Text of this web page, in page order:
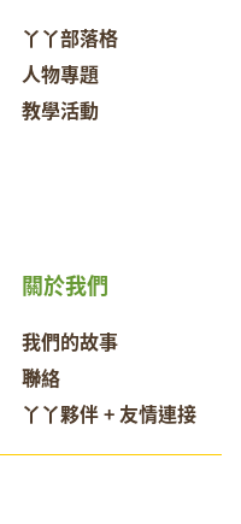
丫丫部落格
人物專題
教學活動
關於我們
我們的故事
聯絡
丫丫夥伴 + 友情連接